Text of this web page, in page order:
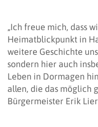
„Ich freue mich, dass
Heimatblickpunkt in
weitere Geschichte
sondern hier auch
Leben in Dormagen
allen, die das möglich
Bürgermeister Erik